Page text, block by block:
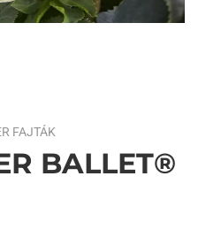
FAJTÁK
BALLET®